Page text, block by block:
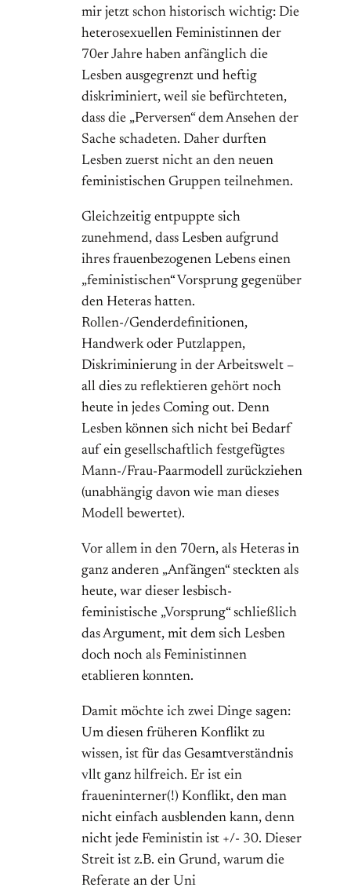
mir jetzt schon historisch wichtig: Die
heterosexuellen Feministinnen der
70er Jahre haben anfänglich die
Lesben ausgegrenzt und heftig
diskriminiert, weil sie befürchteten,
dass die „Perversen“ dem Ansehen der
Sache schadeten. Daher durften
Lesben zuerst nicht an den neuen
feministischen Gruppen teilnehmen.
Gleichzeitig entpuppte sich
zunehmend, dass Lesben aufgrund
ihres frauenbezogenen Lebens einen
„feministischen“ Vorsprung gegenüber
den Heteras hatten.
Rollen-/Genderdefinitionen,
Handwerk oder Putzlappen,
Diskriminierung in der Arbeitswelt –
all dies zu reflektieren gehört noch
heute in jedes Coming out. Denn
Lesben können sich nicht bei Bedarf
auf ein gesellschaftlich festgefügtes
Mann-/Frau-Paarmodell zurückziehen
(unabhängig davon wie man dieses
Modell bewertet).
Vor allem in den 70ern, als Heteras in
ganz anderen „Anfängen“ steckten als
heute, war dieser lesbisch-
feministische „Vorsprung“ schließlich
das Argument, mit dem sich Lesben
doch noch als Feministinnen
etablieren konnten.
Damit möchte ich zwei Dinge sagen:
Um diesen früheren Konflikt zu
wissen, ist für das Gesamtverständnis
vllt ganz hilfreich. Er ist ein
fraueninterner(!) Konflikt, den man
nicht einfach ausblenden kann, denn
nicht jede Feministin ist +/- 30. Dieser
Streit ist z.B. ein Grund, warum die
Referate an der Uni